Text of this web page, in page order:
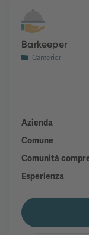
Barkeeper
Camerieri
Azienda
Comune
Comunità
Esperienza